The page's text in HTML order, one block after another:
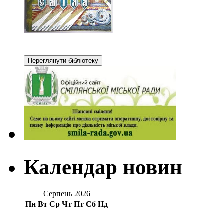
Календар новин
Серпень 2026
Пн Вт Ср Чт Пт Сб Нд